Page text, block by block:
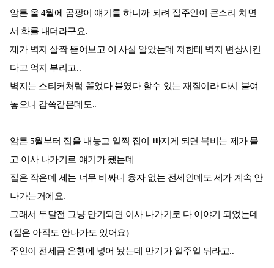
암튼 올 4월에 곰팡이 얘기를 하니까 되려 집주인이 큰소리 치면
서 화를 내더라구요.
제가 벽지 살짝 뜯어보고 이 사실 알았는데 저한테 벽지 변상시킨
다고 억지 부리고..
벽지는 스티커처럼 뜯었다 붙였다 할수 있는 재질이라 다시 붙여
놓으니 감쪽같은데도..
암튼 5월부터 집을 내놓고 일찍 집이 빠지게 되면 복비는 제가 물
고 이사 나가기로 얘기가 됐는데
집은 작은데 세는 너무 비싸니 융자 없는 전세인데도 세가 계속 안
나가는거에요.
그래서 두달전 그냥 만기되면 이사 나가기로 다 이야기 되었는데
(집은 아직도 안나가도 있어요)
주인이 전세금 은행에 넣어 놨는데 만기가 일주일 뒤라고..